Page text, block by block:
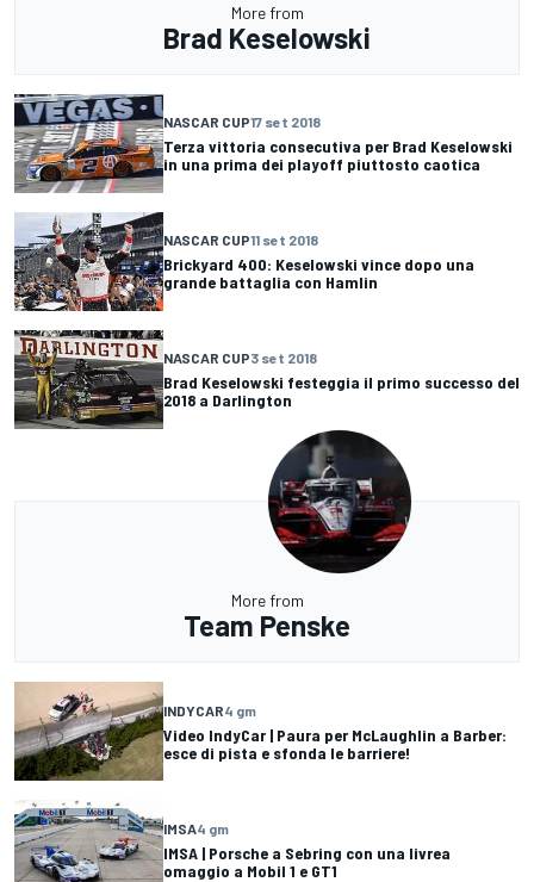
More from
Brad Keselowski
NASCAR CUP17 set 2018
Terza vittoria consecutiva per Brad Keselowski
in una prima dei playoff piuttosto caotica
NASCAR CUP11 set 2018
Brickyard 400: Keselowski vince dopo una
grande battaglia con Hamlin
NASCAR CUP3 set 2018
Brad Keselowski festeggia il primo successo del
2018 a Darlington
More from
Team Penske
INDYCAR4 gm
Video IndyCar | Paura per McLaughlin a Barber:
esce di pista e sfonda le barriere!
IMSA4 gm
IMSA | Porsche a Sebring con una livrea
omaggio a Mobil 1 e GT1